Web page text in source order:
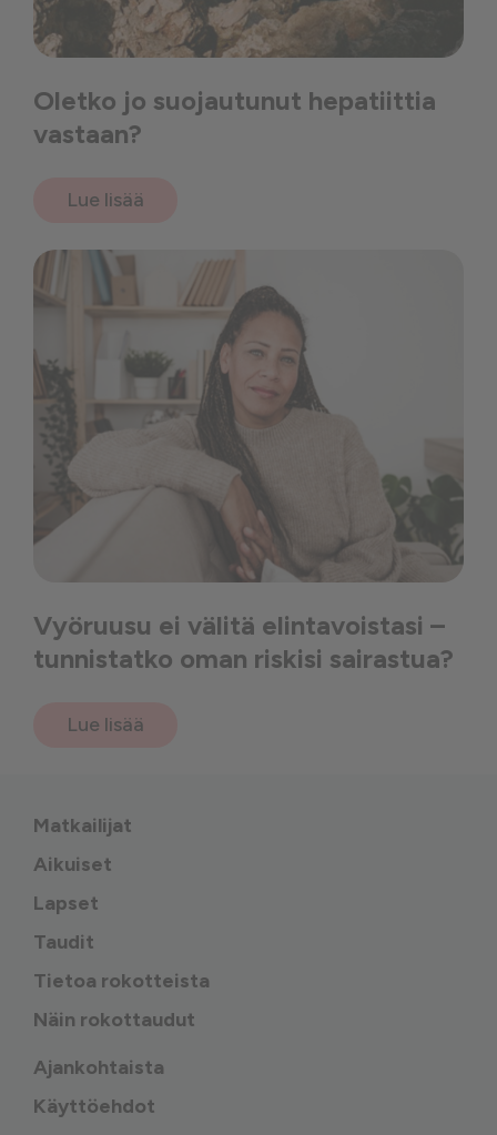
Oletko jo suojautunut hepatiittia
vastaan?
Lue lisää
Vyöruusu ei välitä elintavoistasi –
tunnistatko oman riskisi sairastua?
Lue lisää
Matkailijat
Aikuiset
Lapset
Taudit
Tietoa rokotteista
Näin rokottaudut
Ajankohtaista
Käyttöehdot